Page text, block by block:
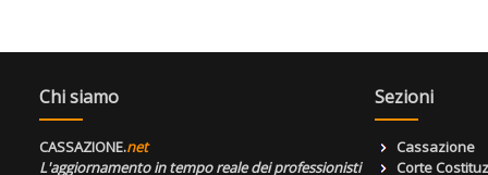
Chi siamo
CASSAZIONE.net
L'aggiornamento in tempo reale dei professionisti
Sezioni
Cassazione
Corte